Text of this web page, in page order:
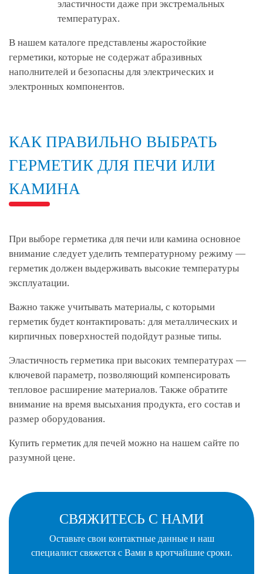
эластичности даже при экстремальных
температурах.
В нашем каталоге представлены жаростойкие
герметики, которые не содержат абразивных
наполнителей и безопасны для электрических и
электронных компонентов.
КАК ПРАВИЛЬНО ВЫБРАТЬ
ГЕРМЕТИК ДЛЯ ПЕЧИ ИЛИ
КАМИНА
При выборе герметика для печи или камина основное
внимание следует уделить температурному режиму —
герметик должен выдерживать высокие температуры
эксплуатации.
Важно также учитывать материалы, с которыми
герметик будет контактировать: для металлических и
кирпичных поверхностей подойдут разные типы.
Эластичность герметика при высоких температурах —
ключевой параметр, позволяющий компенсировать
тепловое расширение материалов. Также обратите
внимание на время высыхания продукта, его состав и
размер оборудования.
Купить герметик для печей можно на нашем сайте по
разумной цене.
СВЯЖИТЕСЬ С НАМИ
Оставьте свои контактные данные и наш
специалистсвяжется с Вами в кротчайшие сроки.